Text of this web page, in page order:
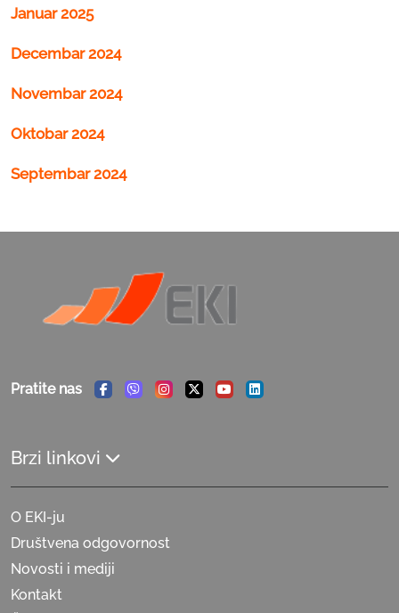
Januar 2025
Decembar 2024
Novembar 2024
Oktobar 2024
Septembar 2024
Pratite nas
Facebook
ViberInstagram
TwitterYoutubeLinkedin
Brzi linkovi
O EKI-ju
Društvena odgovornost
Novosti i mediji
Kontakt